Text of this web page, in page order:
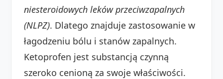
niesteroidowych leków przeciwzapalnych
(NLPZ). Dlatego znajduje zastosowanie w
łagodzeniu bólu i stanów zapalnych.
Ketoprofen jest substancją czynną
szeroko cenioną za swoje właściwości.